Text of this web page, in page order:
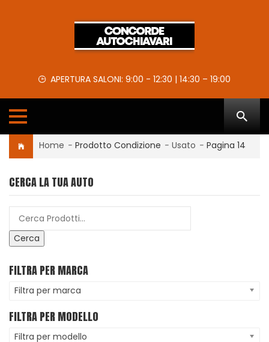
APERTURA SALONI: 9:00 - 12:30 | 14:30 – 19:00
Home - Prodotto Condizione - Usato - Pagina 14
CERCA LA TUA AUTO
Cerca
FILTRA PER MARCA
Filtra per marca
FILTRA PER MODELLO
Filtra per modello